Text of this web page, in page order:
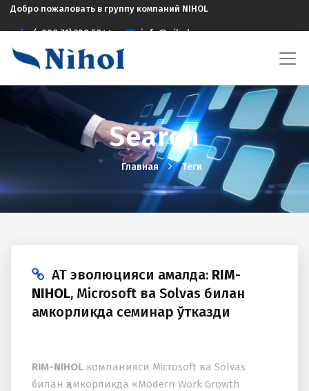
Добро пожаловать в группу компаний NIHOL
(+998 71) 208 5844 info@nihol.uz
Search
Главная Теги
АТ эволюцияси амалда: RIM-
NIHOL, Microsoft ва Solvas билан
ҳамкорликда семинар ўтказди
RIM-NIHOL компанияси Microsoft ва Solvas
билан ҳамкорликда «Modern Work Growth